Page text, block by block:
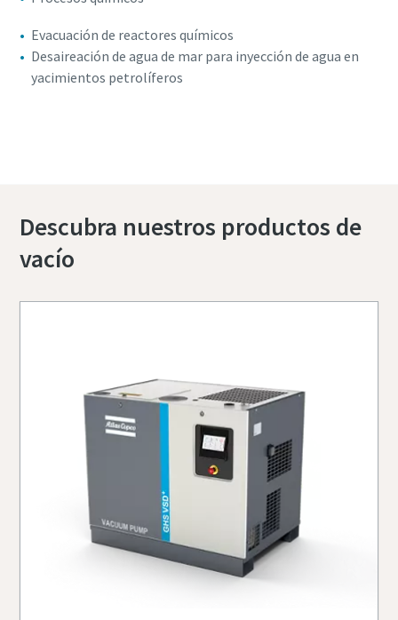
Evacuación de reactores químicos
Desaireación de agua de mar para inyección de agua en
yacimientos petrolíferos
Descubra nuestros productos de
vacío